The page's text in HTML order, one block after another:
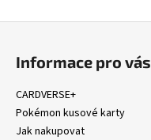
Informace pro vás
CARDVERSE+
Pokémon kusové karty
Jak nakupovat